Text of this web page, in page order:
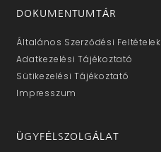
DOKUMENTUMTÁR
Általános Szerződési Feltételek
Adatkezelési Tájékoztató
Sütikezelési Tájékoztató
Impresszum
ÜGYFÉLSZOLGÁLAT